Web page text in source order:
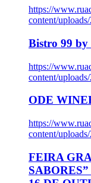
https://
content/
Bistro 99
https://
content/
ODE
https://
content/
FEIRA